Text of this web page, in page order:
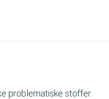
problematiske stoffer.